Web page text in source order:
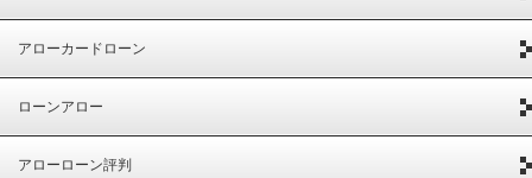
アローカードローン
ローンアロー
アローローン評判